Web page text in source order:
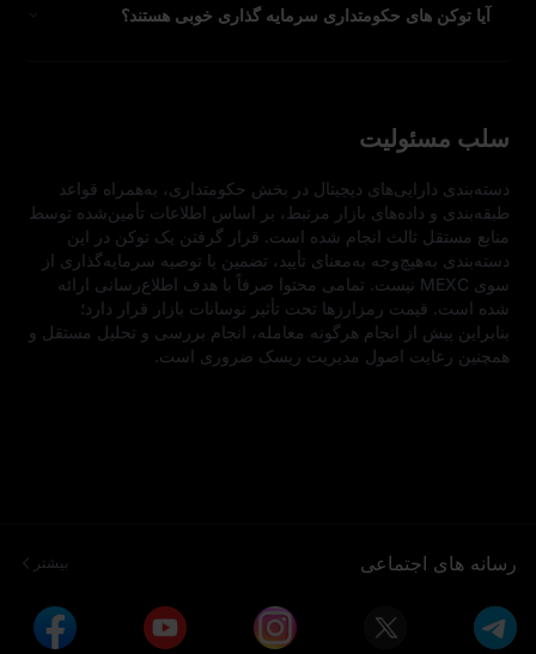
آیا توکن‌ های حکومتداری سرمایه‌ گذاری خوبی هستند؟
سلب مسئولیت
همچنین رعایت اصول مدیریت ریسک ضروری است.
رسانه های اجتماعی بیشتر